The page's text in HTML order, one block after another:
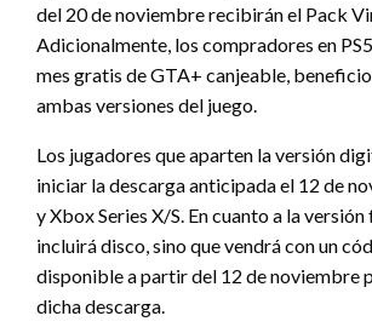
del 20 de noviembre recibirán el Pack
Adicionalmente, los compradores en
mes gratis de GTA+ canjeable,
ambas versiones del juego.
Los jugadores que aparten la versión
iniciar la descarga anticipada el 12 de
y Xbox Series X/S. En cuanto a la
incluirá disco, sino que vendrá con un
disponible a partir del 12 de noviembre
dicha descarga.